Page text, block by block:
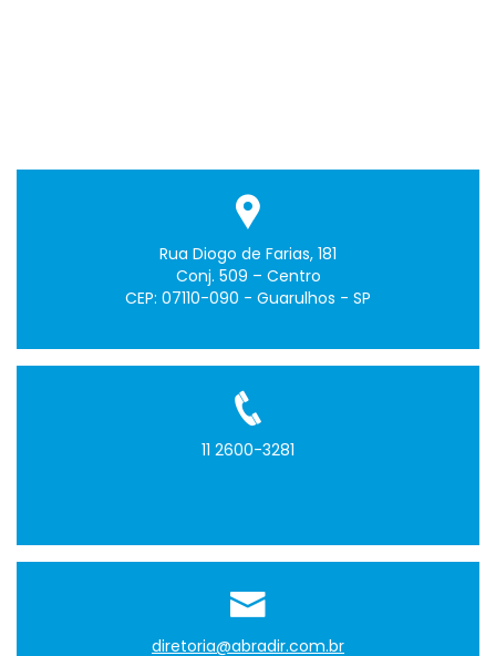
Rua Diogo de Farias, 181
Conj. 509 – Centro
CEP: 07110-090 - Guarulhos - SP
11 2600-3281
diretoria@abradir.com.br